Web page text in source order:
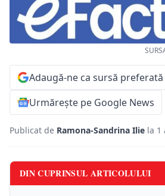
Adaugă-ne ca sursă preferată
Urmărește pe Google News
Publicat de Ramona-Sandrina Ilie la 1
DIN CUPRINSUL ARTICOLULUI